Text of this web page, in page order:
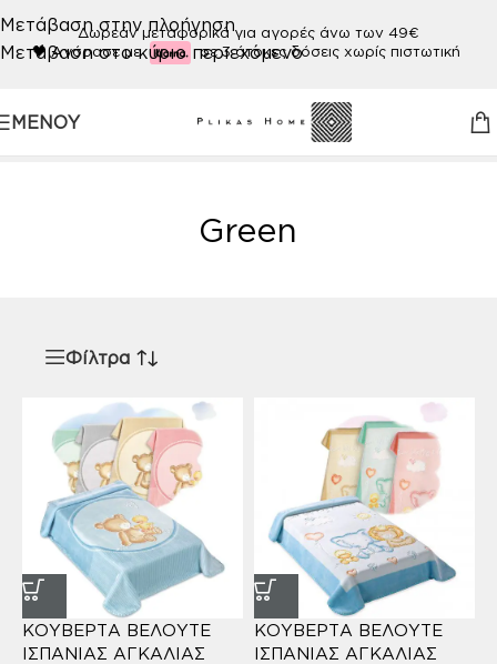
Μετάβαση στην πλοήγηση
Μετάβαση στο κύριο περιεχόμενο
Δωρεάν μεταφορικά για αγορές άνω των 49€
🖤Αγόρασε με σε 3 άτοκες δόσεις χωρίς πιστωτική
ΜΕΝΟΎ
Green
Green
Φίλτρα
ΚΟΥΒΕΡΤΑ ΒΕΛΟΥΤΕ
ΙΣΠΑΝΙΑΣ ΑΓΚΑΛΙΑΣ
ΚΟΥΒΕΡΤΑ ΒΕΛΟΥΤΕ
ΙΣΠΑΝΙΑΣ ΑΓΚΑΛΙΑΣ